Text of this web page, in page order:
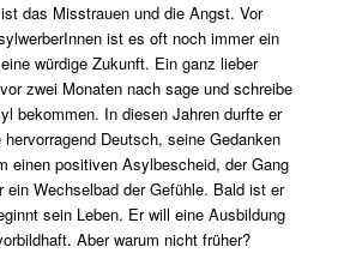
das Misstrauen und die Angst. Vor
ist es oft noch immer ein
würdige Zukunft. Ein ganz lieber
zwei Monaten nach sage und schreibe
bekommen. In diesen Jahren durfte er
Deutsch, seine Gedanken
einen positiven Asylbescheid, der Gang
Wechselbad der Gefühle. Bald ist er
sein Leben. Er will eine Ausbildung
Aber warum nicht früher?